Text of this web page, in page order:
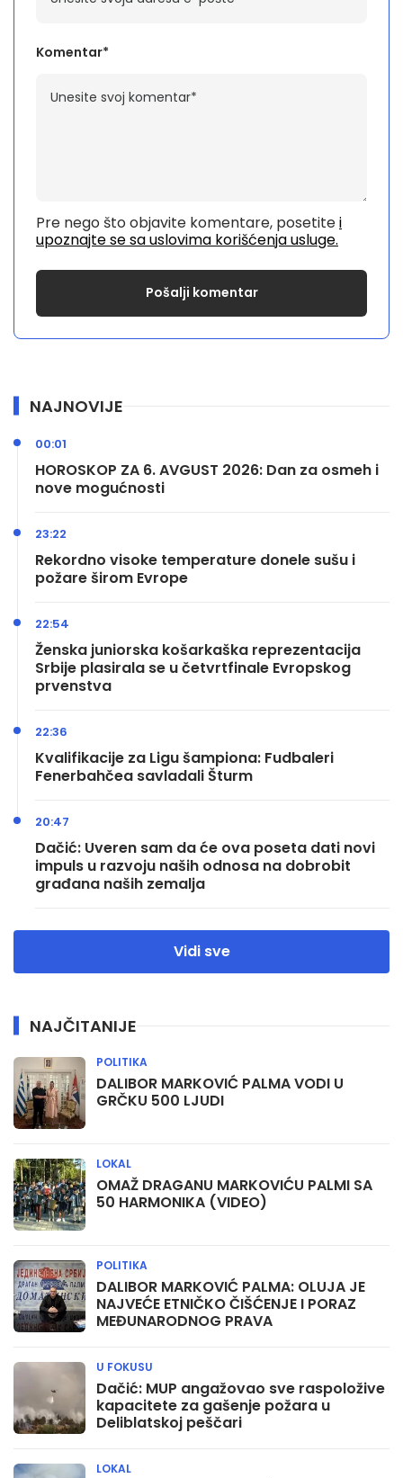
Komentar*
Pre nego što objavite komentare, posetitei
upoznajte se sa uslovima korišćenja usluge.
NAJNOVIJE
HOROSKOP ZA 6. AVGUST 2026: Dan za osmeh i
nove mogućnosti
00:01
Rekordno visoke temperature donele sušu i
požare širom Evrope
23:22
Ženska juniorska košarkaška reprezentacija
Srbije plasirala se u četvrtfinale Evropskog
prvenstva
22:54
Kvalifikacije za Ligu šampiona: Fudbaleri
Fenerbahčea savladali Šturm
22:36
Dačić: Uveren sam da će ova poseta dati novi
impuls u razvoju naših odnosa na dobrobit
građana naših zemalja
20:47
Vidi sve
NAJČITANIJE
DALIBOR MARKOVIĆ PALMA VODI U
GRČKU 500 LJUDI
POLITIKA
OMAŽ DRAGANU MARKOVIĆU PALMI SA
50 HARMONIKA (VIDEO)
LOKAL
DALIBOR MARKOVIĆ PALMA: OLUJA JE
NAJVEĆE ETNIČKO ČIŠĆENJE I PORAZ
MEĐUNARODNOG PRAVA
POLITIKA
Dačić: MUP angažovao sve raspoložive
kapacitete za gašenje požara u
Deliblatskoj peščari
U FOKUSU
LOKAL